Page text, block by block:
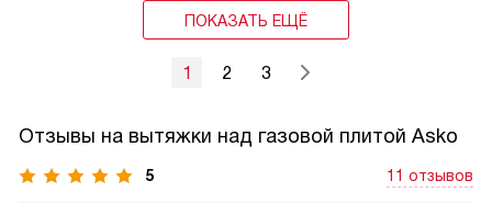
ПОКАЗАТЬ ЕЩЁ
1 2 3
Отзывы на вытяжки над газовой плитой A s k o
5 11 отзывов